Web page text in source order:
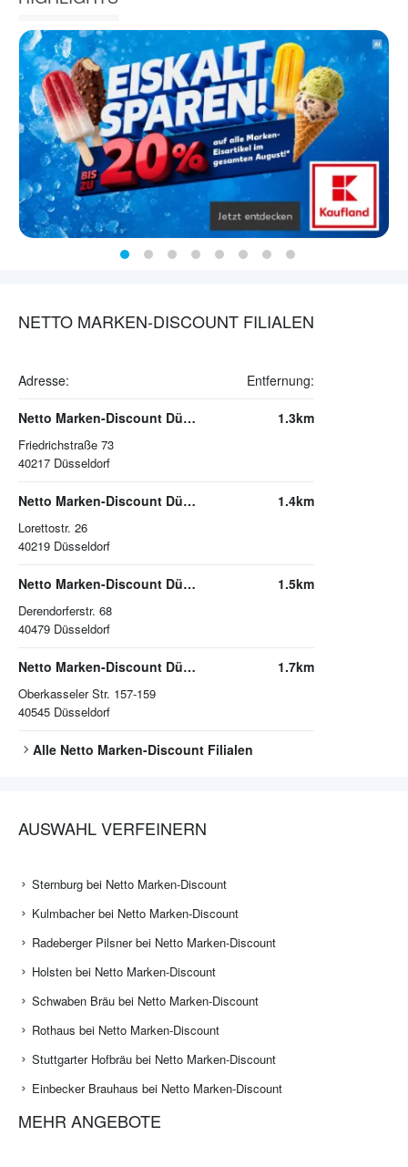
NETTO MARKEN-DISCOUNT FILIALEN
Adresse: Entfernung:
Netto Marken-Discount Düsseldorf
Friedrichstraße 73
40217 Düsseldorf
1.3km
Netto Marken-Discount Düsseldorf
Lorettostr. 26
40219 Düsseldorf
1.4km
Netto Marken-Discount Düsseldorf
Derendorferstr. 68
40479 Düsseldorf
1.5km
Netto Marken-Discount Düsseldorf
Oberkasseler Str. 157-159
40545 Düsseldorf
1.7km
Alle Netto Marken-Discount Filialen
AUSWAHL VERFEINERN
Sternburg bei Netto Marken-Discount
Kulmbacher bei Netto Marken-Discount
Radeberger Pilsner bei Netto Marken-Discount
Holsten bei Netto Marken-Discount
Schwaben Bräu bei Netto Marken-Discount
Rothaus bei Netto Marken-Discount
Stuttgarter Hofbräu bei Netto Marken-Discount
Einbecker Brauhaus bei Netto Marken-Discount
MEHR ANGEBOTE